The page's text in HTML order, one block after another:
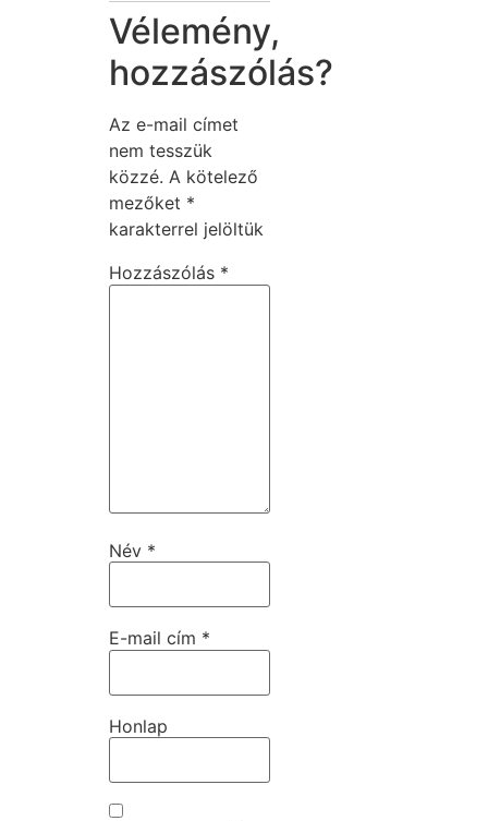
Vélemény,
hozzászólás?
Az e-mail címet
nem tesszük
közzé. A kötelező
mezőket *
karakterrel jelöltük
Hozzászólás *
Név *
E-mail cím *
Honlap